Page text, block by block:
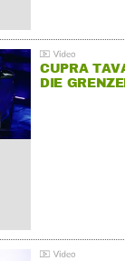
CUPRA
DIE